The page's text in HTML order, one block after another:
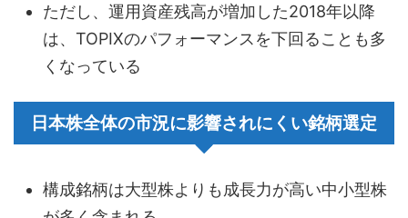
ただし、運用資産残高が増加した2018年以降
は、TOPIXのパフォーマンスを下回ることも多
くなっている
日本株全体の市況に影響されにくい銘柄選定
構成銘柄は大型株よりも成長力が高い中小型株